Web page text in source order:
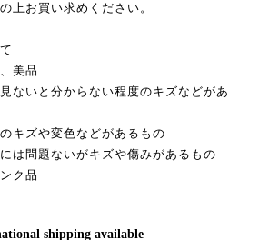
上お買い求めください。
美品
いと分からない程度のキズなどがあ
ズや変色などがあるもの
問題ないがキズや傷みがあるもの
ク品
shipping available